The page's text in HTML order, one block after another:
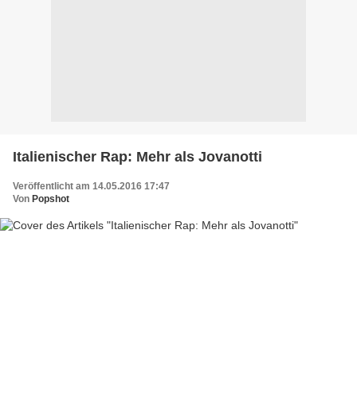
Italienischer Rap: Mehr als Jovanotti
Veröffentlicht am 14.05.2016 17:47
Von Popshot